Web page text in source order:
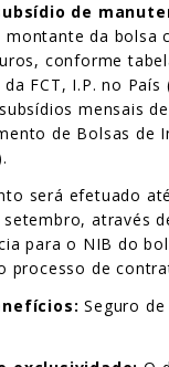
de
montante da bolsa
conforme
FCT, I.P. no País
mensais
de Bolsas de
será efetuado
através
para o NIB do
processo de
Seguro